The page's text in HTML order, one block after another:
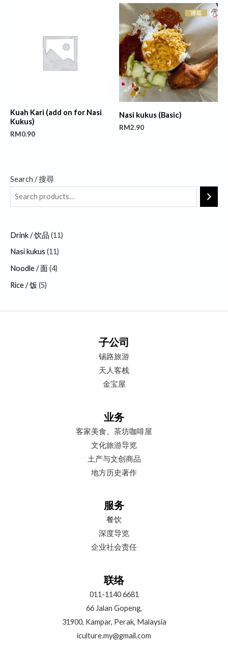
Search / 搜尋
Drink / 饮品 11
1
p
o
s
Nasi kukus 11
1
p
o
d
u
s
Noodle / 面 4
p
r
d
u
c
Rice / 饭 5
5
p
r
d
u
c
t
Kuah Kari (add on for Nasi
Kukus)
RM0.90
Nasi kukus (Basic)
RM2.90
子公司
锡路旅游
天人客栈
金宝屋
业务
客家美食、茶坊咖啡屋
文化旅游导览
土产与文创商品
地方历史著作
服务
餐饮
深度导览
企业社会责任
联络
011-1140 6681
66 Jalan Gopeng,
31900, Kampar, Perak, Malaysia
iculture.my@gmail.com